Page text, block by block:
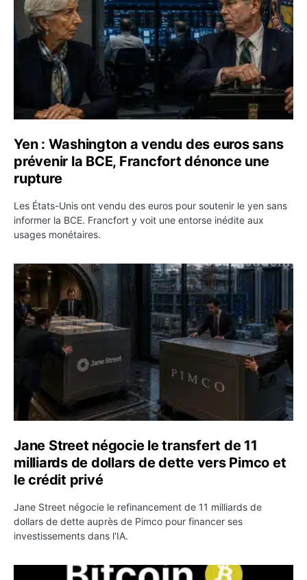
Yen : Washington a vendu des euros sans
prévenir la BCE, Francfort dénonce une
rupture
Les États-Unis ont vendu des euros pour soutenir le yen sans
informer la BCE. Francfort y voit une entorse inédite aux
usages monétaires.
Jane Street négocie le transfert de 11 milliards de
Jane Street négocie le transfert de 11
milliards de dollars de dette vers Pimco et
le crédit privé
Jane Street négocie le refinancement de 11 milliards de
dollars de dette auprès de Pimco pour financer ses
investissements dans l'IA.
Bitcoin stagne à 64 000 dollars pendant que les